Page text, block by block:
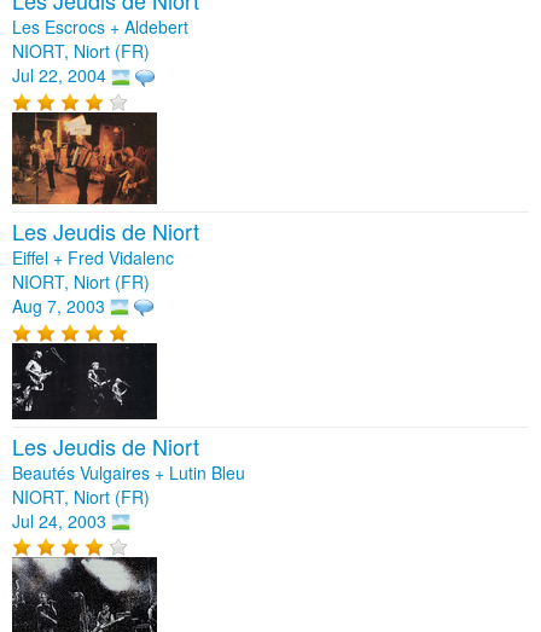
Les Escrocs + Aldebert
NIORT, Niort (FR)
Jul 22, 2004
Les Jeudis de Niort
Eiffel + Fred Vidalenc
NIORT, Niort (FR)
Aug 7, 2003
Les Jeudis de Niort
Beautés Vulgaires + Lutin Bleu
NIORT, Niort (FR)
Jul 24, 2003